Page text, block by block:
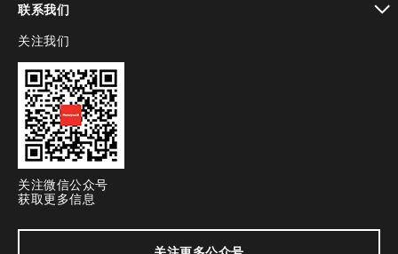
联系我们
toggle view
关注我们
关注微信公众号
获取更多信息